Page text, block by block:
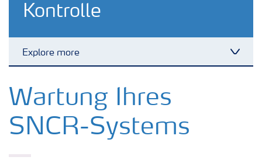
Kontrolle
Explore more
Warten Sie Ihr SNCR-Anlage
NOx-Control-Optimierung
Wartung Ihres
SNCR-Systems